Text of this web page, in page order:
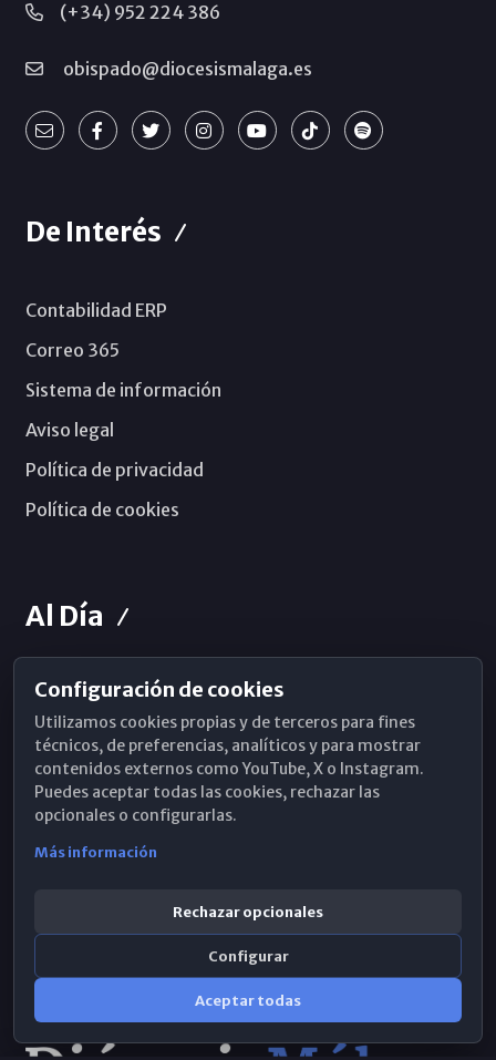
(+34) 952 224 386
obispado@diocesismalaga.es
De Interés
Contabilidad ERP
Correo 365
Sistema de información
Aviso legal
Política de privacidad
Política de cookies
Al Día
Horarios de Misa
Hemeroteca
WhatsApp
Configuración de cookies
Utilizamos cookies propias y de terceros para fines
técnicos, de preferencias, analíticos y para mostrar
contenidos externos como YouTube, X o Instagram.
Puedes aceptar todas las cookies, rechazar las
opcionales o configurarlas.
Más información
Rechazar opcionales
Configurar
Aceptar todas